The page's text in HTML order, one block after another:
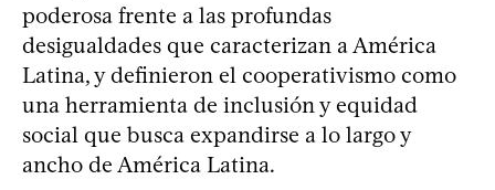
poderosa frente a las profundas
desigualdades que caracterizan a América
Latina, y definieron el cooperativismo como
una herramienta de inclusión y equidad
social que busca expandirse a lo largo y
ancho de América Latina.